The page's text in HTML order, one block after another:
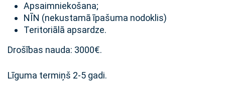
Apsaimniekošana;
NĪN (nekustamā īpašuma nodoklis)
Teritoriālā apsardze.
Drošības nauda: 3000€.
Līguma termiņš 2-5 gadi.